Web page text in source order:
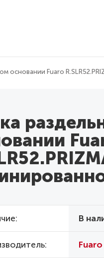
основании Fuaro
В
Fuaro